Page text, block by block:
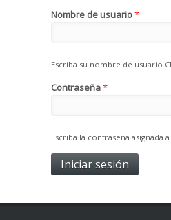
Solicitar una nueva
Nombre de usuario*
Escriba su nombre de usuario
Contraseña*
Escriba la contraseña asignada